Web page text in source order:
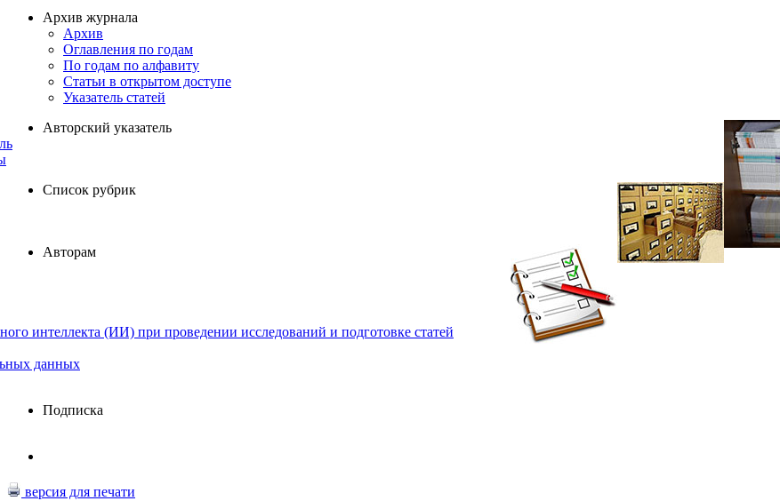
Архив журнала
Архив
Оглавления по годам
По годам по алфавиту
Статьи в открытом доступе
Указатель статей
Авторский указатель
Список рубрик
Авторам
интеллекта (ИИ) при проведении исследований и подготовке статей
данных
Подписка
версия для печати